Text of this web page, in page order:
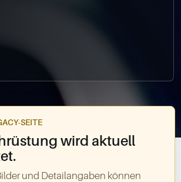
SEITE
wird aktuell
und Detailangaben können